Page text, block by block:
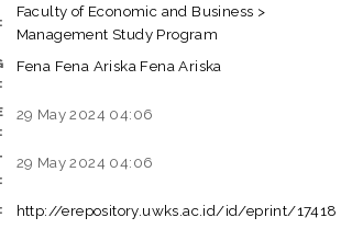
Faculty of Economic and Business >
Management Study Program
Fena Fena Ariska Fena Ariska
29 May 2024 04:06
29 May 2024 04:06
http://erepository.uwks.ac.id/id/eprint/17418